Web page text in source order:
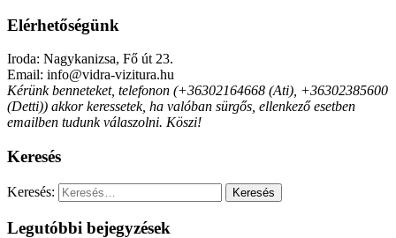
Elérhetőségünk
Iroda: Nagykanizsa, Fő út 23.
Email: info@vidra-vizitura.hu
Kérünk benneteket, telefonon (+36302164668 (Ati), +36302385600
(Detti)) akkor keressetek, ha valóban sürgős, ellenkező esetben
emailben tudunk válaszolni. Köszi!
Keresés
Keresés:
Legutóbbi bejegyzések